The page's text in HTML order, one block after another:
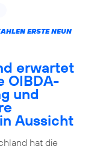
ERSTE NEUN
erwartet
OIBDA-
und
Aussicht
hat die